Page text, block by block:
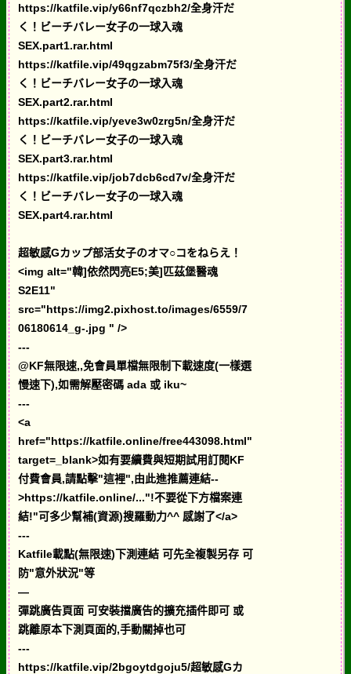
https://katfile.vip/y66nf7qczbh2/全身汗だ
く！ビーチバレー女子の一球入魂
SEX.part1.rar.html
https://katfile.vip/49qgzabm75f3/全身汗だ
く！ビーチバレー女子の一球入魂
SEX.part2.rar.html
https://katfile.vip/yeve3w0zrg5n/全身汗だ
く！ビーチバレー女子の一球入魂
SEX.part3.rar.html
https://katfile.vip/job7dcb6cd7v/全身汗だ
く！ビーチバレー女子の一球入魂
SEX.part4.rar.html
超敏感Gカップ部活女子のオマ○コをねらえ！
<img alt="韓]依然閃亮E5;美]匹茲堡醫魂
S2E11"
src="https://img2.pixhost.to/images/6559/7
06180614_g-.jpg " />
---
@KF無限速,,免會員單檔無限制下載速度(一樣選
慢速下),如需解壓密碼 ada 或 iku~
---
<a
href="https://katfile.online/free443098.html"
target=_blank>如有要續費與短期試用訂閱KF
付費會員,請點擊"這裡",由此進推薦連結--
>https://katfile.online/..."!不要從下方檔案連
結!"可多少幫補(資源)搜羅動力^^ 感謝了</a>
---
Katfile載點(無限速)下測連結 可先全複製另存 可
防"意外狀況"等
—
彈跳廣告頁面 可安裝擋廣告的擴充插件即可 或
跳離原本下測頁面的,手動關掉也可
---
https://katfile.vip/2bgoytdgoju5/超敏感Gカ